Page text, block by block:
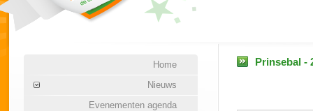
Home
Nieuws
Evenementen agenda
Prinsebal -